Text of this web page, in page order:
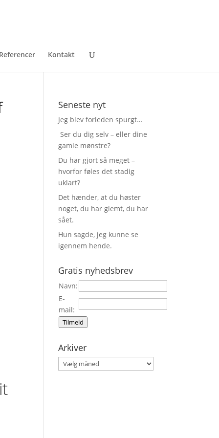
Referencer Kontakt
Seneste nyt
Jeg blev forleden spurgt…
Ser du dig selv – eller dine
gamle mønstre?
Du har gjort så meget –
hvorfor føles det stadig
uklart?
Det hænder, at du høster
noget, du har glemt, du har
sået.
Hun sagde, jeg kunne se
igennem hende.
Gratis nyhedsbrev
Navn:
E-
mail:
Tilmeld
Arkiver
Arkiver